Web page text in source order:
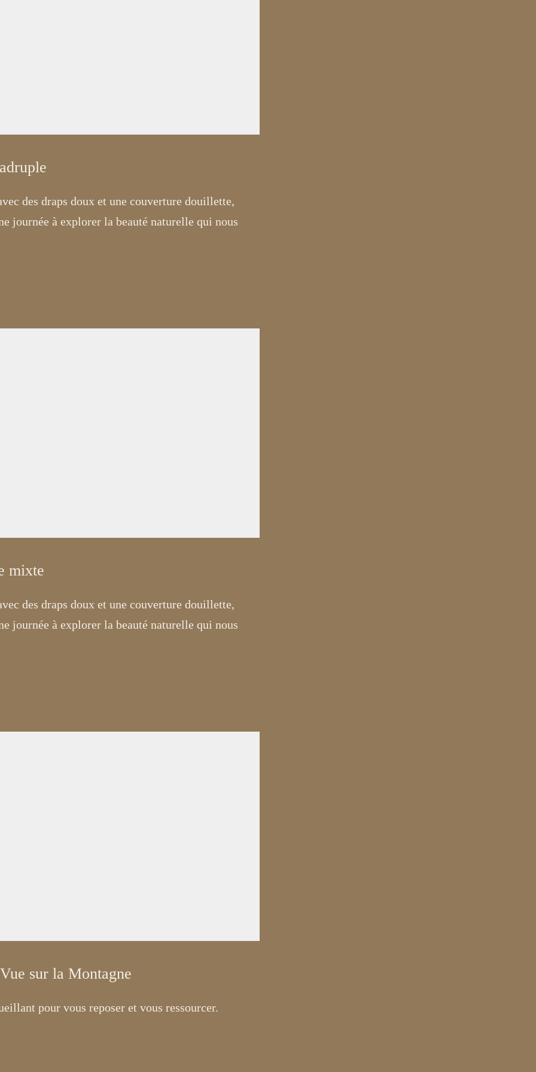
des draps doux et une couverture douillette,
journée à explorer la beauté naturelle qui nous
mixte
des draps doux et une couverture douillette,
journée à explorer la beauté naturelle qui nous
sur la Montagne
pour vous reposer et vous ressourcer.